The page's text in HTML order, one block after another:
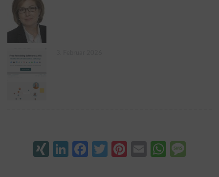
XINGLinkedIn
Facebook
Twitter
Pinterest
Email